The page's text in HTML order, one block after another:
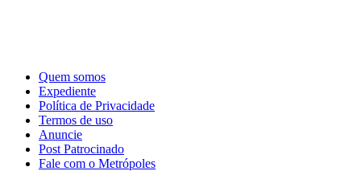
Quem somos
Expediente
Política de Privacidade
Termos de uso
Anuncie
Post Patrocinado
Fale com o Metrópoles